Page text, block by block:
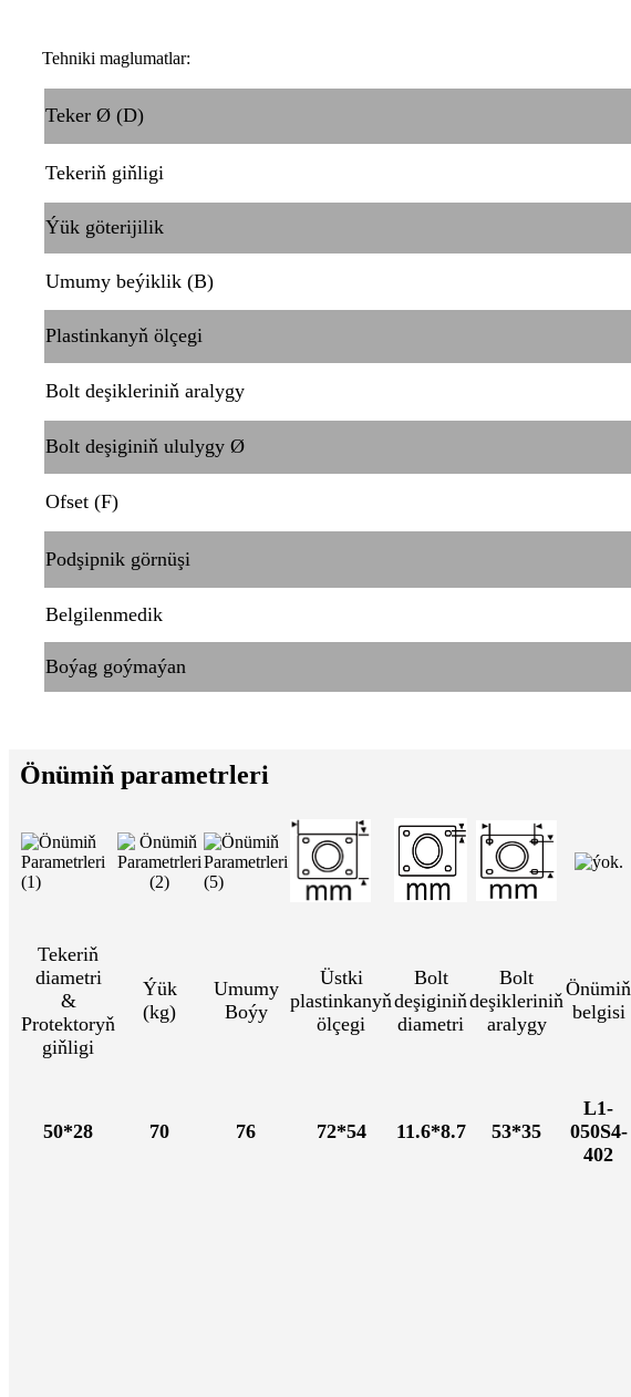
Tehniki maglumatlar:
Teker Ø (D)
Tekeriň giňligi
Ýük göterijilik
Umumy beýiklik (B)
Plastinkanyň ölçegi
Bolt deşikleriniň aralygy
Bolt deşiginiň ululygy Ø
Ofset (F)
Podşipnik görnüşi
Belgilenmedik
Boýag goýmaýan
Önümiň parametrleri
Tekeriň
diametri
&
Protektoryň
giňligi
Ýük
(kg)
Umumy
Boýy
Üstki
plastinkanyň
ölçegi
Bolt
deşiginiň
diametri
Bolt
deşikleriniň
aralygy
Önümiň
belgisi
50*28 70 76 72*54 11.6*8.7 53*35
L1-
050S4-
402